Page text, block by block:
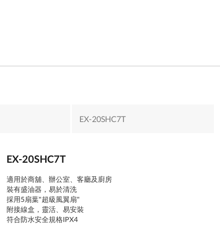
EX-20SHC7T
EX-20SHC7T
適用於商舖、辦公室、客廳及廚房
裝有盛油器，易於清洗
採用5扇葉"超級風翼扇"
附接線盒，靈活、易安裝
符合防水安全規格IPX4